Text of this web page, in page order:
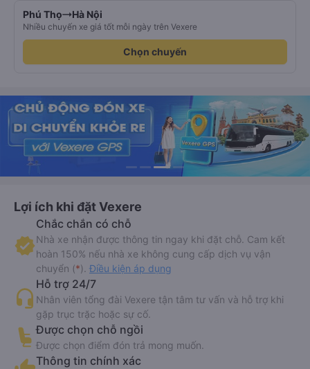
Phú Thọ Hà Nội
Nhiều chuyến xe giá tốt mỗi ngày trên Vexere
Chọn chuyến
Lợi ích khi đặt Vexere
Chắc chắn có chỗ
Nhà xe nhận được thông tin ngay khi đặt chỗ. Cam kết
hoàn 150% nếu nhà xe không cung cấp dịch vụ vận
chuyển (*). Điều kiện áp dụng
Hỗ trợ 24/7
Nhân viên tổng đài Vexere tận tâm tư vấn và hỗ trợ khi
gặp trục trặc hoặc sự cố.
Được chọn chỗ ngồi
Được chọn điểm đón trả mong muốn.
Thông tin chính xác